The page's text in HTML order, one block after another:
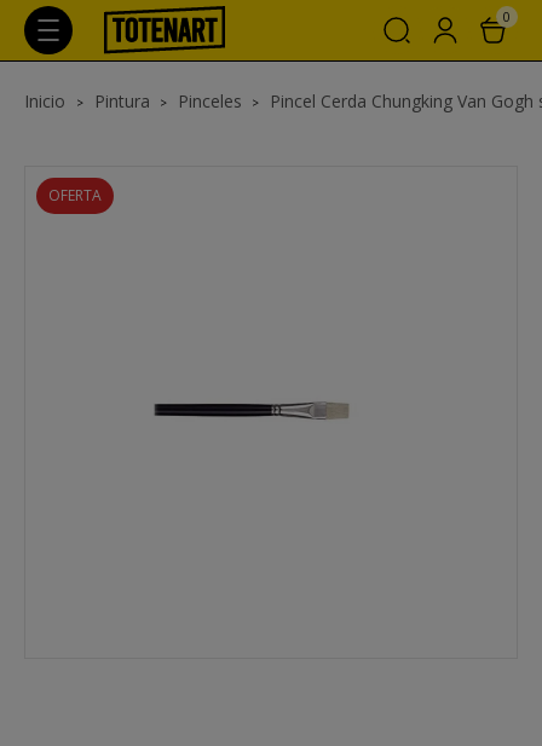
0
Inicio Pintura Pinceles Pincel Cerda Chungking Van
OFERTA